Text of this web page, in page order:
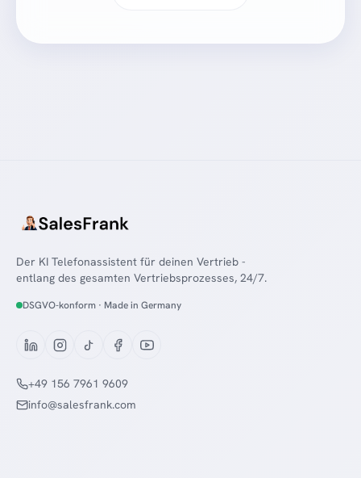
Der KI Telefonassistent für deinen Vertrieb -
entlang des gesamten Vertriebsprozesses, 24/7.
DSGVO-konform · Made in Germany
+49 156 7961 9609
info@salesfrank.com